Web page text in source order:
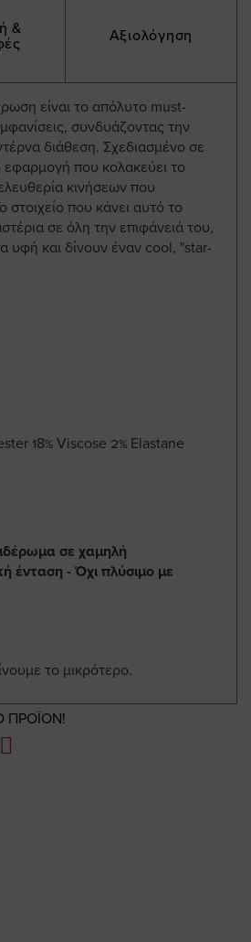
&
Αξιολόγηση
είναι το απόλυτο must-
συνδυάζοντας την
διάθεση. Σχεδιασμένο σε
που κολακεύει το
κινήσεων που
στοιχείο που κάνει αυτό το
σε όλη την επιφάνειά του,
υφή και δίνουν έναν cool, "star-
18% Viscose 2% Elastane
σε χαμηλή
ένταση - Όχι πλύσιμο με
το μικρότερο.
ΠΡΟΪΟΝ!